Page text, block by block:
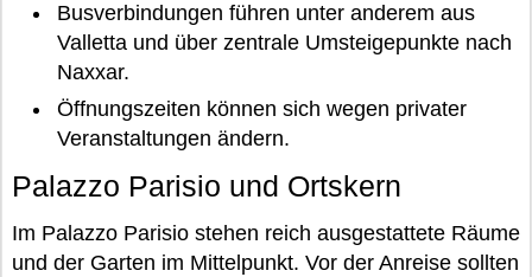
Busverbindungen führen unter anderem aus
Valletta und über zentrale Umsteigepunkte nach
Naxxar.
Öffnungszeiten können sich wegen privater
Veranstaltungen ändern.
Palazzo Parisio und Ortskern
Im Palazzo Parisio stehen reich ausgestattete Räume
und der Garten im Mittelpunkt. Vor der Anreise sollten